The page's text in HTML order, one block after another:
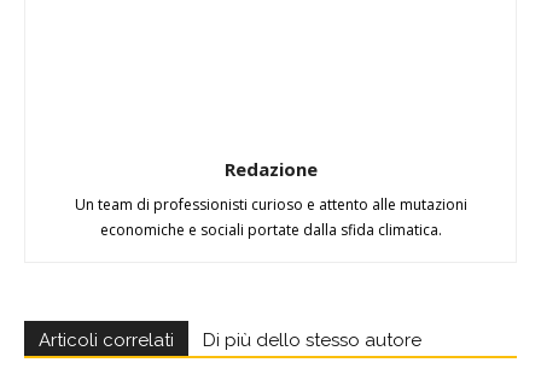
Redazione
Un team di professionisti curioso e attento alle mutazioni
economiche e sociali portate dalla sfida climatica.
Articoli correlati Di più dello stesso autore